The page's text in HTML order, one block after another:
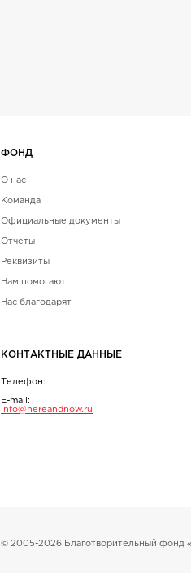
ФОНД
О нас
Команда
Официальные документы
Отчеты
Реквизиты
Нам помогают
Нас благодарят
КОНТАКТНЫЕ ДАННЫЕ
Телефон:
E-mail:
info@hereandnow.ru
© 2005-2026 Благотворительный фонд